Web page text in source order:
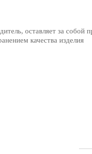
оставляет за собой
качества изделия